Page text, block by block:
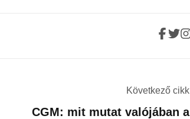
Következő cikk
CGM: mit mutat valójában a